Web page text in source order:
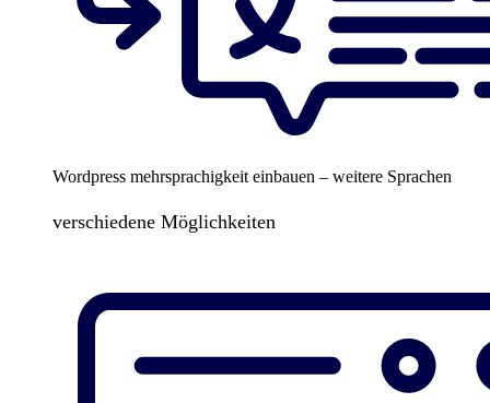
Wordpress mehrsprachigkeit einbauen – weitere Sprachen
verschiedene Möglichkeiten